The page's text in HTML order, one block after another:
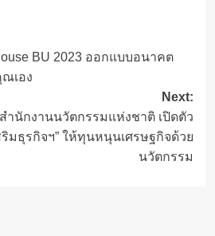
BU 2023 ออกแบบอนาคต
เอง
Next:
นักงานนวัตกรรมแห่งชาติ เปิดตัว
มธุรกิจฯ” ให้ทุนหนุนเศรษฐกิจด้วย
นวัตกรรม